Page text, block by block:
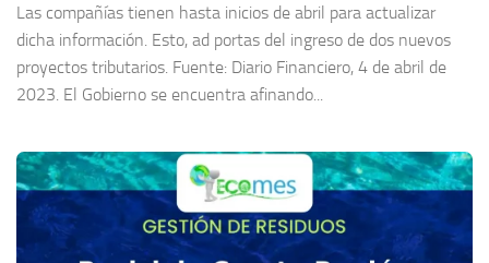
Las compañías tienen hasta inicios de abril para actualizar
dicha información. Esto, ad portas del ingreso de dos nuevos
proyectos tributarios. Fuente: Diario Financiero, 4 de abril de
2023. El Gobierno se encuentra afinando...